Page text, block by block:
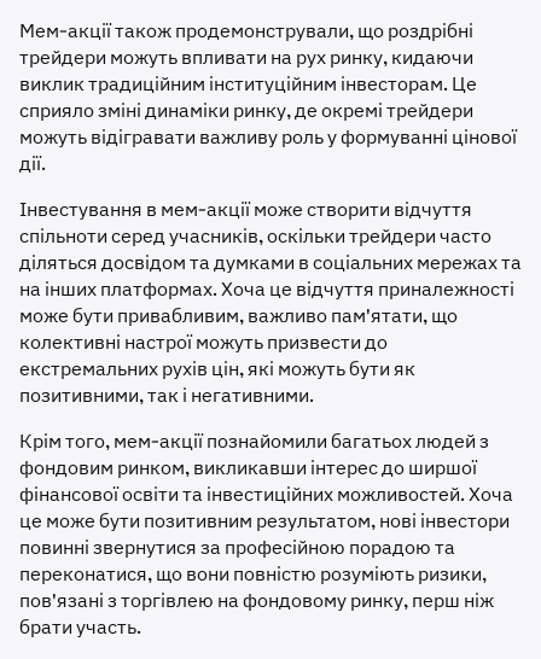
Мем-акції також продемонстрували, що роздрібні
трейдери можуть впливати на рух ринку, кидаючи
виклик традиційним інституційним інвесторам. Це
сприяло зміні динаміки ринку, де окремі трейдери
можуть відігравати важливу роль у формуванні цінової
дії.
Інвестування в мем-акції може створити відчуття
спільноти серед учасників, оскільки трейдери часто
діляться досвідом та думками в соціальних мережах та
на інших платформах. Хоча це відчуття приналежності
може бути привабливим, важливо пам'ятати, що
колективні настрої можуть призвести до
екстремальних рухів цін, які можуть бути як
позитивними, так і негативними.
Крім того, мем-акції познайомили багатьох людей з
фондовим ринком, викликавши інтерес до ширшої
фінансової освіти та інвестиційних можливостей. Хоча
це може бути позитивним результатом, нові інвестори
повинні звернутися за професійною порадою та
переконатися, що вони повністю розуміють ризики,
пов'язані з торгівлею на фондовому ринку, перш ніж
брати участь.